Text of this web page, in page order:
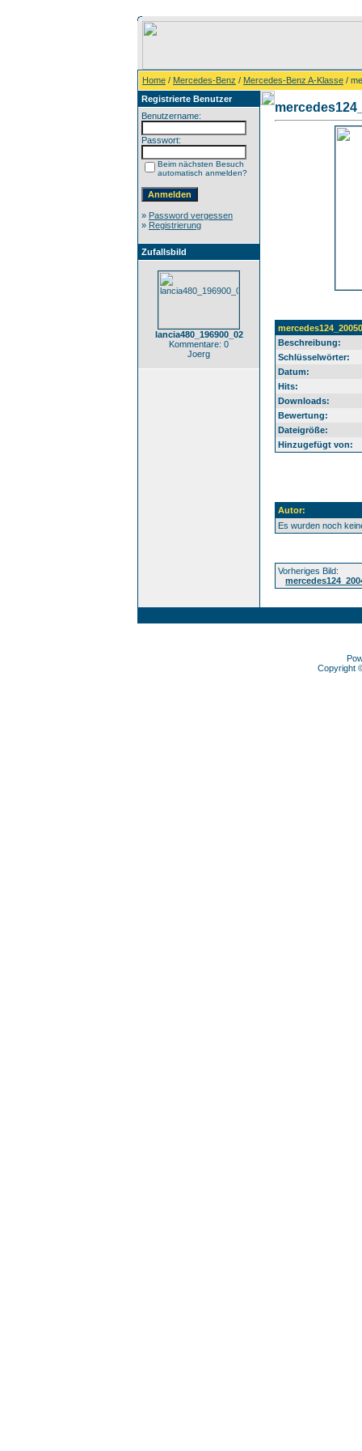
Home / Mercedes-Benz / Mercedes-Benz A-Klasse /
Registrierte Benutzer
Benutzername:
Passwort:
Beim nächsten Besuch
automatisch anmelden?
» Password vergessen
» Registrierung
Zufallsbild
lancia480_196900_02
Kommentare: 0
Joerg
Beschreibung:
Schlüsselwörter:
Datum:
Hits:
Downloads:
Bewertung:
Dateigröße:
Hinzugefügt von:
Autor:
Es wurden noch
Vorheriges Bild:
Copyright